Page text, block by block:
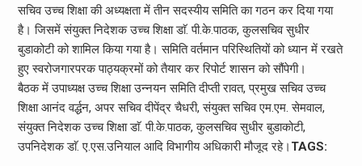
सचिव उच्च शिक्षा की अध्यक्षता में तीन सदस्यीय समिति का गठन कर दिया गया
है। जिसमें संयुक्त निदेशक उच्च शिक्षा डाॅ. पी.के.पाठक, कुलसचिव सुधीर
बुडाकोटी को शामिल किया गया है। समिति वर्तमान परिस्थितियों को ध्यान में रखते
हुए स्वरोजगारपरक पाठ्यक्रमों को तैयार कर रिपोर्ट शासन को सौंपेगी।
बैठक में उपाध्यक्ष उच्च शिक्षा उन्नयन समिति दीप्ती रावत, प्रमुख सचिव उच्च
शिक्षा आनंद वर्द्धन, अपर सचिव दीपेंद्र चैधरी, संयुक्त सचिव एम.एम. सेमवाल,
संयुक्त निदेशक उच्च शिक्षा डाॅ. पी.के.पाठक, कुलसचिव सुधीर बुडाकोटी,
उपनिदेशक डाॅ. ए.एस.उनियाल आदि विभागीय अधिकारी मौजूद रहे। TAGS: